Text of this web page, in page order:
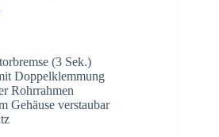
(3 Sek.)
Doppelklemmung
Rohrrahmen
Gehäuse verstaubar